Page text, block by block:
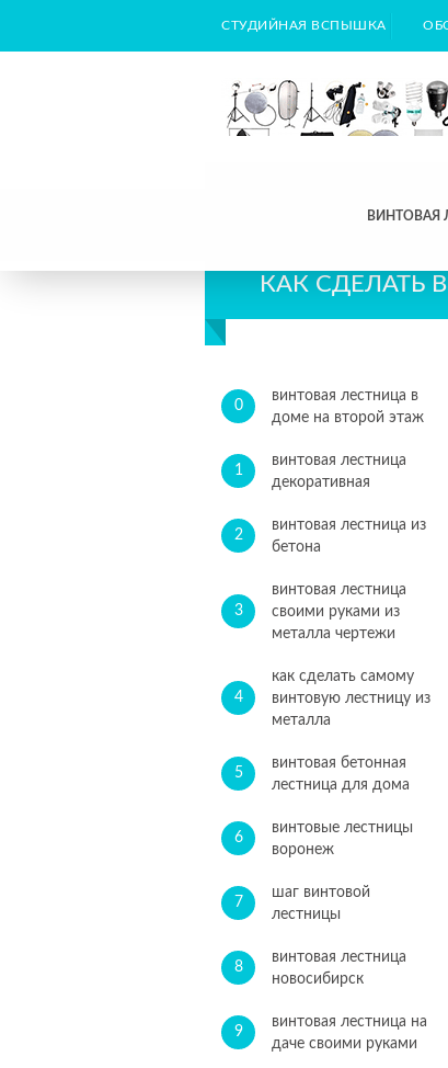
СТУДИЙНАЯ ВСПЫШКА
ВИНТОВАЯ
КАК СДЕЛАТЬ
0
винтовая лестница в
доме на второй этаж
1
винтовая лестница
декоративная
2
винтовая лестница из
бетона
3
винтовая лестница
своими руками из
металла чертежи
4
как сделать самому
винтовую лестницу из
металла
5
винтовая бетонная
лестница для дома
6
винтовые лестницы
воронеж
7
шаг винтовой
лестницы
8
винтовая лестница
новосибирск
9
винтовая лестница на
даче своими руками